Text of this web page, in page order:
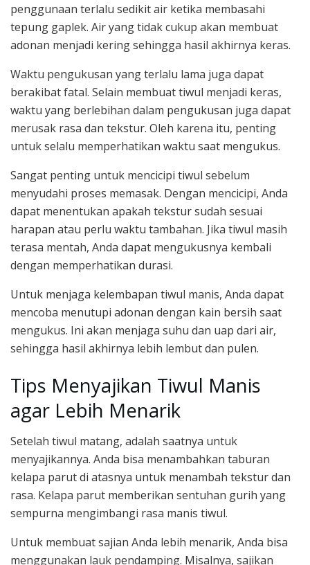
penggunaan terlalu sedikit air ketika membasahi
tepung gaplek. Air yang tidak cukup akan membuat
adonan menjadi kering sehingga hasil akhirnya keras.
Waktu pengukusan yang terlalu lama juga dapat
berakibat fatal. Selain membuat tiwul menjadi keras,
waktu yang berlebihan dalam pengukusan juga dapat
merusak rasa dan tekstur. Oleh karena itu, penting
untuk selalu memperhatikan waktu saat mengukus.
Sangat penting untuk mencicipi tiwul sebelum
menyudahi proses memasak. Dengan mencicipi, Anda
dapat menentukan apakah tekstur sudah sesuai
harapan atau perlu waktu tambahan. Jika tiwul masih
terasa mentah, Anda dapat mengukusnya kembali
dengan memperhatikan durasi.
Untuk menjaga kelembapan tiwul manis, Anda dapat
mencoba menutupi adonan dengan kain bersih saat
mengukus. Ini akan menjaga suhu dan uap dari air,
sehingga hasil akhirnya lebih lembut dan pulen.
Tips Menyajikan Tiwul Manis
agar Lebih Menarik
Setelah tiwul matang, adalah saatnya untuk
menyajikannya. Anda bisa menambahkan taburan
kelapa parut di atasnya untuk menambah tekstur dan
rasa. Kelapa parut memberikan sentuhan gurih yang
sempurna mengimbangi rasa manis tiwul.
Untuk membuat sajian Anda lebih menarik, Anda bisa
menggunakan lauk pendamping. Misalnya, sajikan